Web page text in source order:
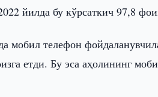
йилда бу кўрсаткич 97,8
мобил телефон
етди. Бу эса аҳолининг